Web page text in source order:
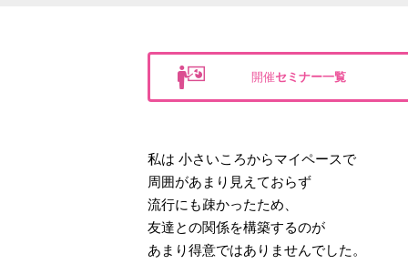
開催セミナー一覧
私は 小さいころからマイペースで
周囲があまり見えておらず
流行にも疎かったため、
友達との関係を構築するのが
あまり得意ではありませんでした。